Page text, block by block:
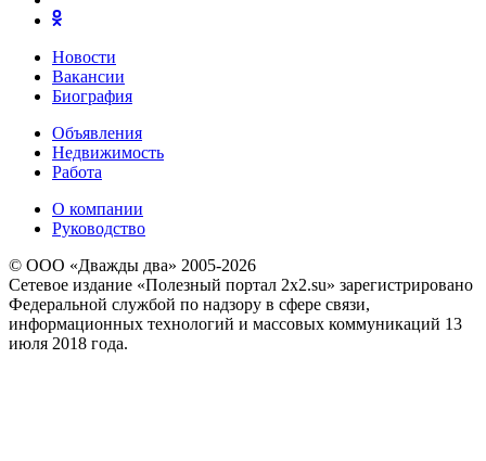
Новости
Вакансии
Биография
Объявления
Недвижимость
Работа
О компании
Руководство
© ООО «Дважды два» 2005-2026
Сетевое издание «Полезный портал 2x2.su» зарегистрировано
Федеральной службой по надзору в сфере связи,
информационных технологий и массовых коммуникаций 13
июля 2018 года.